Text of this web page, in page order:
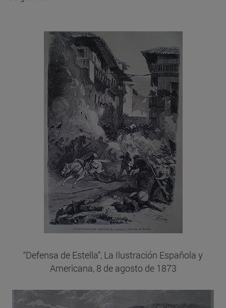
“Defensa de Estella”, La Ilustración Española y
Americana, 8 de agosto de 1873